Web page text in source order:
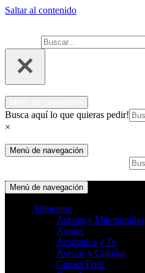
Saltar al contenido
Busca aquí lo que quieras pedir!
×
Menú de navegación
Menú de navegación
Alimentos
Aceites y Mantequillas
Arepas
Aromatica y Te
Avenas y Coladas
Carnes Frias